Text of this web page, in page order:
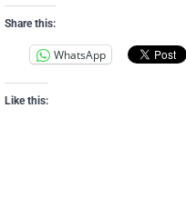
Share this:
WhatsApp
Like this: